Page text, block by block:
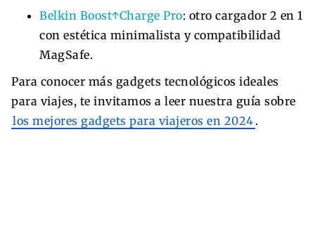
Belkin Boost↑Charge Pro: otro cargador 2 en 1
con estética minimalista y compatibilidad
MagSafe.
Para conocer más gadgets tecnológicos ideales
para viajes, te invitamos a leer nuestra guía sobre
los mejores gadgets para viajeros en 2024 .